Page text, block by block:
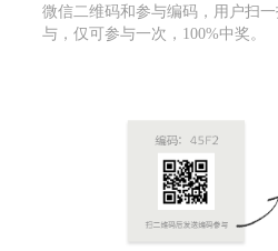
微信二维码和参与编码，用户扫
与，仅可参与一次，100%中奖。